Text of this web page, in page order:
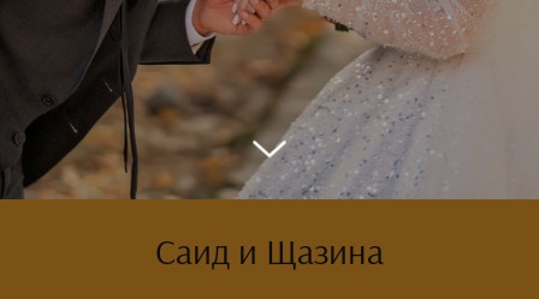
Саид и Щазина